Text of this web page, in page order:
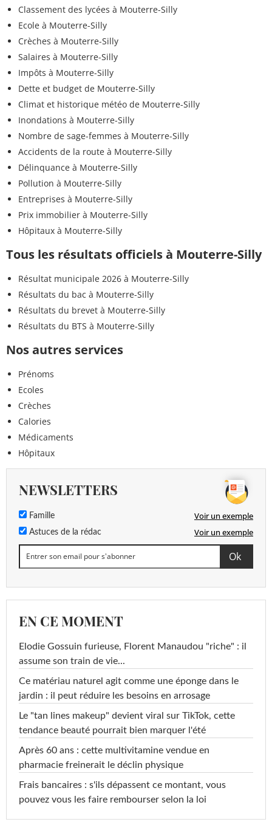
Classement des lycées à Mouterre-Silly
Ecole à Mouterre-Silly
Crèches à Mouterre-Silly
Salaires à Mouterre-Silly
Impôts à Mouterre-Silly
Dette et budget de Mouterre-Silly
Climat et historique météo de Mouterre-Silly
Inondations à Mouterre-Silly
Nombre de sage-femmes à Mouterre-Silly
Accidents de la route à Mouterre-Silly
Délinquance à Mouterre-Silly
Pollution à Mouterre-Silly
Entreprises à Mouterre-Silly
Prix immobilier à Mouterre-Silly
Hôpitaux à Mouterre-Silly
Tous les résultats officiels à Mouterre-Silly
Résultat municipale 2026 à Mouterre-Silly
Résultats du bac à Mouterre-Silly
Résultats du brevet à Mouterre-Silly
Résultats du BTS à Mouterre-Silly
Nos autres services
Prénoms
Ecoles
Crèches
Calories
Médicaments
Hôpitaux
NEWSLETTERS
Famille Voir un exemple
Astuces de la rédac Voir un exemple
EN CE MOMENT
Elodie Gossuin furieuse, Florent Manaudou "riche" : il
assume son train de vie...
Ce matériau naturel agit comme une éponge dans le
jardin : il peut réduire les besoins en arrosage
Le "tan lines makeup" devient viral sur TikTok, cette
tendance beauté pourrait bien marquer l'été
Après 60 ans : cette multivitamine vendue en
pharmacie freinerait le déclin physique
Frais bancaires : s'ils dépassent ce montant, vous
pouvez vous les faire rembourser selon la loi